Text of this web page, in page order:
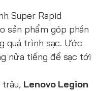
Super Rapid
sản phẩm góp phần
quá trình sạc. Ước
nửa tiếng để sạc tới
Lenovo Legion